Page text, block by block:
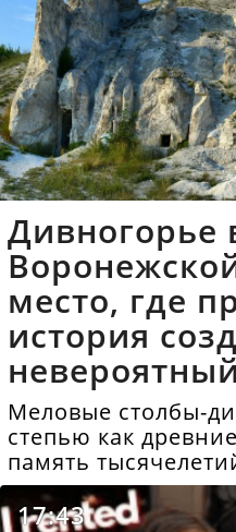
Дивногорье
место, где
история
Меловые столбы-
степью как
память
17:43